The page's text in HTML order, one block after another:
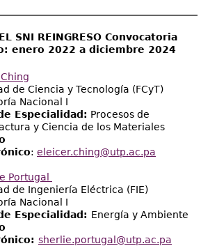
SNI REINGRESO Convocatoria
enero 2022 a diciembre 2024
de Ciencia y Tecnología (FCyT)
Nacional I
Especialidad: Procesos de
y Ciencia de los Materiales
: eleicer.ching@utp.ac.pa
Portugal
de Ingeniería Eléctrica (FIE)
Nacional I
Especialidad: Energía y Ambiente
sherlie.portugal@utp.ac.pa